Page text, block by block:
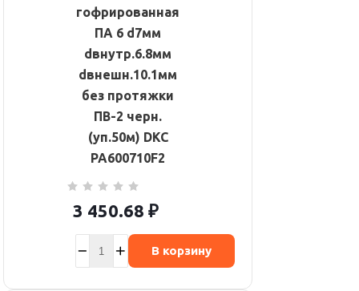
гофрированная
ПА 6 d7мм
dвнутр.6.8мм
dвнешн.10.1мм
без протяжки
ПВ-2 черн.
(уп.50м) DKC
PA600710F2
3 450.68 ₽
В корзину